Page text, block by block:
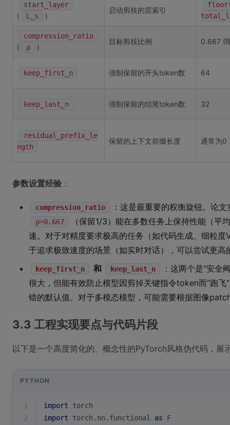
start_layer
( L_s )
启动剪枝的层索引
compression_ratio
( ρ )
目标剪枝比例 0.667 (
keep_first_n 强制保留的开头token数 64
keep_last_n 强制保留的结尾token数 32
residual_prefix_le
ngth
保留的上下文前缀长度 通常为0
参数设置经验 ：
compression_ratio ：这是最重要的权衡旋钮。论
ρ=0.667
（保留1/3）能在多数任务上保持性能（
速。对于对精度要求极高的任务（如代码生成、细粒度
于追求极致速度的场景（如实时对话），可以尝试更高
keep_first_n 和 keep_last_n
：这两个是“安全
很大，但能有效防止模型因剪掉关键指令token而“跑飞
错的默认值。对于多模态模型，可能需要根据图像
3.3 工程实现要点与代码片段
以下是一个高度简化的、概念性的PyTorch风格伪代码，展
PYTHON
1 import torch
2
import torch.nn.functional as F